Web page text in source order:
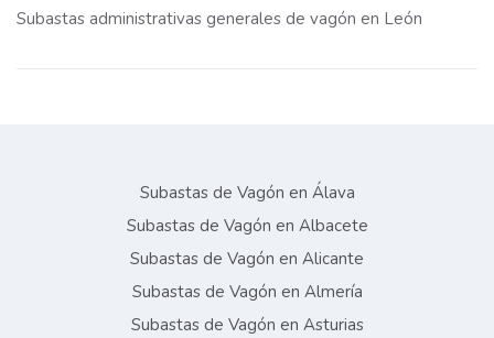
Subastas administrativas generales de vagón en León
Subastas de Vagón en Álava
Subastas de Vagón en Albacete
Subastas de Vagón en Alicante
Subastas de Vagón en Almería
Subastas de Vagón en Asturias